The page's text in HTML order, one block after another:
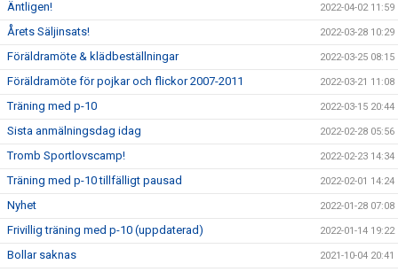
Äntligen! 2022-04-02 11:59
Årets Säljinsats! 2022-03-28 10:29
Föräldramöte & klädbeställningar 2022-03-25 08:15
Föräldramöte för pojkar och flickor 2007-2011 2022-03-21 11:08
Träning med p-10 2022-03-15 20:44
Sista anmälningsdag idag 2022-02-28 05:56
Tromb Sportlovscamp! 2022-02-23 14:34
Träning med p-10 tillfälligt pausad 2022-02-01 14:24
Nyhet 2022-01-28 07:08
Frivillig träning med p-10 (uppdaterad) 2022-01-14 19:22
Bollar saknas 2021-10-04 20:41